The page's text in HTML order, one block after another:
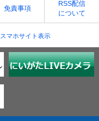
免責事項
RSS配信
について
スマホサイト表示